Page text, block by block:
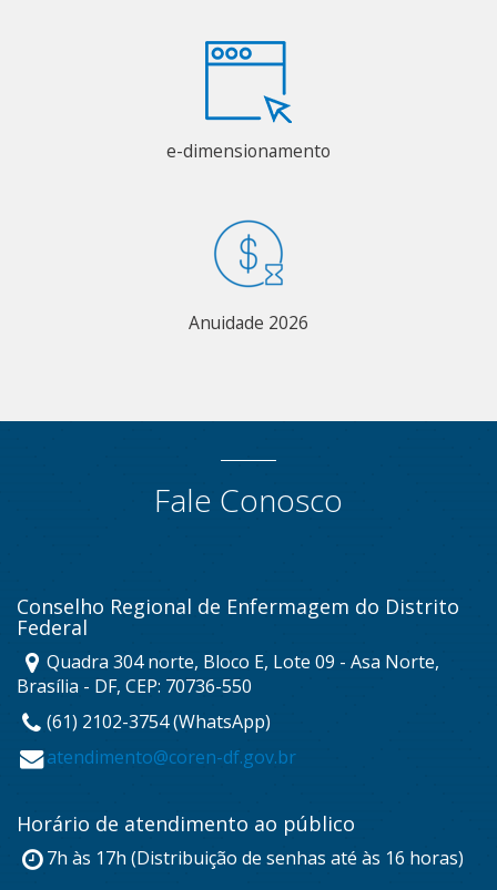
e-dimensionamento
Anuidade 2026
Fale Conosco
Conselho Regional de Enfermagem do Distrito
Federal
Quadra 304 norte, Bloco E, Lote 09 - Asa Norte,
Brasília - DF, CEP: 70736-550
(61) 2102-3754 (WhatsApp)
atendimento@coren-df.gov.br
Horário de atendimento ao público
7h às 17h (Distribuição de senhas até às 16 horas)